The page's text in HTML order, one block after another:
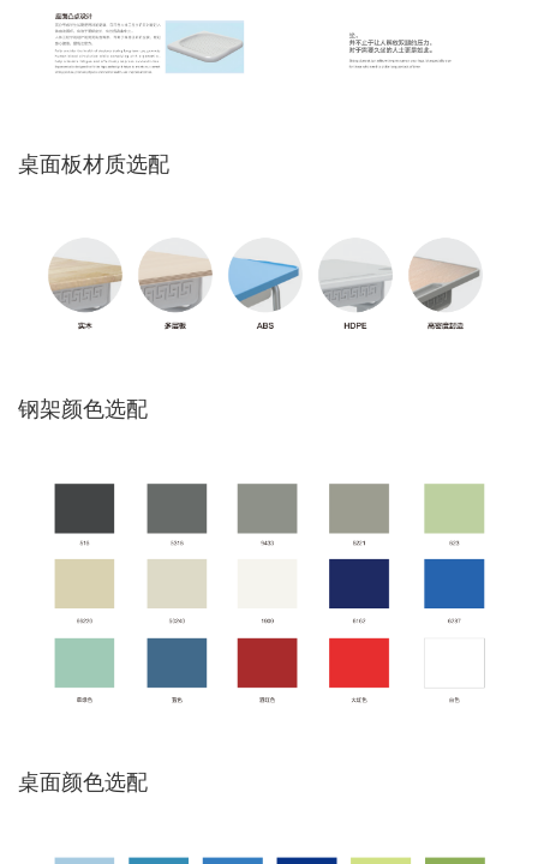
桌面板材质选配
钢架颜色选配
桌面颜色选配